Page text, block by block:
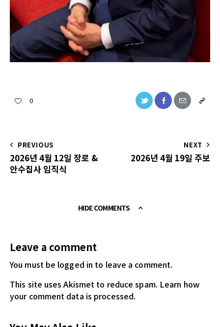
0
PREVIOUS
2026년 4월 12일 장로 &
안수집사 임직식
NEXT
2026년 4월 19일 주보
HIDE COMMENTS
Leave a comment
You must be logged in to leave a comment.
This site uses Akismet to reduce spam. Learn how
your comment data is processed.